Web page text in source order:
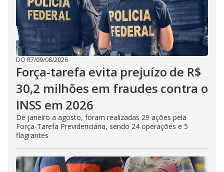
DO R7/09/08/2026
Força-tarefa evita prejuízo de R$
30,2 milhões em fraudes contra o
INSS em 2026
De janeiro a agosto, foram realizadas 29 ações pela
Força-Tarefa Previdenciária, sendo 24 operações e 5
flagrantes